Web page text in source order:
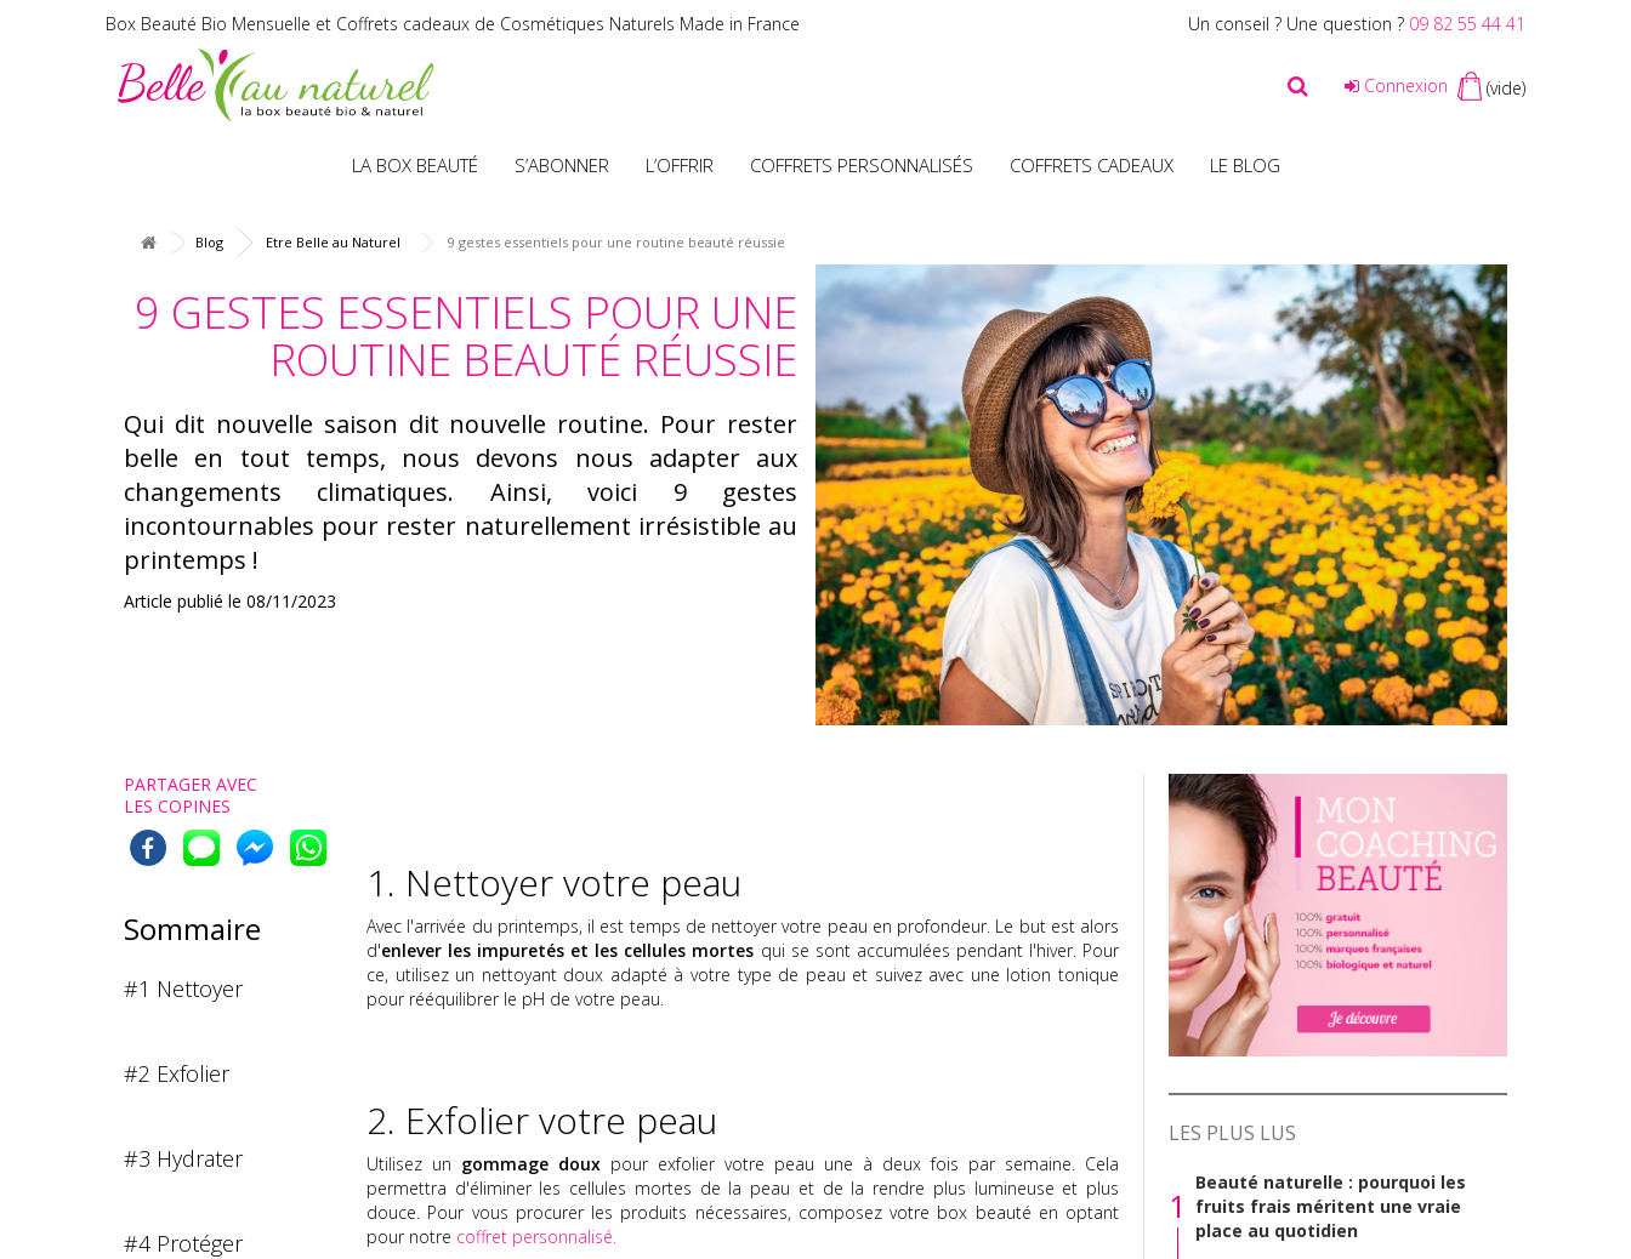
Box Beauté Bio Mensuelle et Coffrets cadeaux de Cosmétiques Naturels Made in France Un conseil ? Une question ? 09 82 55 44 41
Connexion (vide)
LA BOX BEAUTÉ S’ABONNER L’OFFRIR COFFRETS PERSONNALISÉS COFFRETS CADEAUX LE BLOG
Blog Etre Belle au Naturel 9 gestes essentiels pour une routine beauté réussie
9 GESTES ESSENTIELS POUR UNE
ROUTINE BEAUTÉ RÉUSSIE
Qui dit nouvelle saison dit nouvelle routine. Pour rester
belle en tout temps, nous devons nous adapter aux
changements climatiques. Ainsi, voici 9 gestes
incontournables pour rester naturellement irrésistible au
printemps !
Article publié le 08/11/2023
PARTAGER AVEC
LES COPINES
Sommaire
#1 Nettoyer
#2 Exfolier
#3 Hydrater
#4 Protéger
1. Nettoyer votre peau
Avec l'arrivée du printemps, il est temps de nettoyer votre peau en profondeur. Le but est alors
d'enlever les impuretés et les cellules mortes qui se sont accumulées pendant l'hiver. Pour
ce, utilisez un nettoyant doux adapté à votre type de peau et suivez avec une lotion tonique
pour rééquilibrer le pH de votre peau.
2. Exfolier votre peau
Utilisez un gommage doux pour exfolier votre peau une à deux fois par semaine. Cela
permettra d'éliminer les cellules mortes de la peau et de la rendre plus lumineuse et plus
douce. Pour vous procurer les produits nécessaires, composez votre box beauté en optant
pour notre coffret personnalisé.
LES PLUS LUS
1
Beauté naturelle : pourquoi les
fruits frais méritent une vraie
place au quotidien